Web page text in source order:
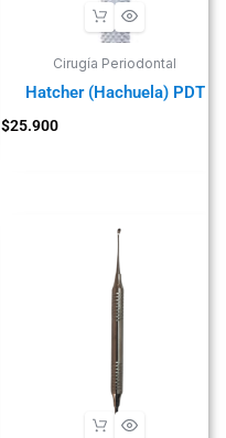
Cirugía Periodontal
Hatcher (Hachuela) PDT
$25.900